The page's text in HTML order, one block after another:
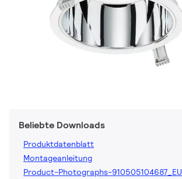
Beliebte Downloads
Produktdatenblatt
Montageanleitung
Product-Photographs-910505104687_EU